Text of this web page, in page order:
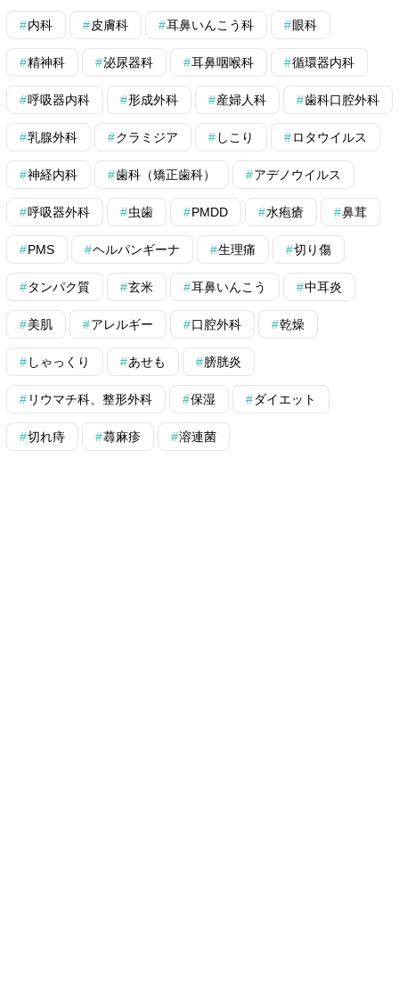
内科 皮膚科 耳鼻いんこう科 眼科
精神科 泌尿器科 耳鼻咽喉科 循環器内科
呼吸器内科 形成外科 産婦人科 歯科口腔外科
乳腺外科 クラミジア しこり ロタウイルス
神経内科 歯科（矯正歯科） アデノウイルス
呼吸器外科 虫歯 PMDD 水疱瘡 鼻茸
PMS ヘルパンギーナ 生理痛 切り傷
タンパク質 玄米 耳鼻いんこう 中耳炎
美肌 アレルギー 口腔外科 乾燥
しゃっくり あせも 膀胱炎
リウマチ科、整形外科 保湿 ダイエット
切れ痔 蕁麻疹 溶連菌